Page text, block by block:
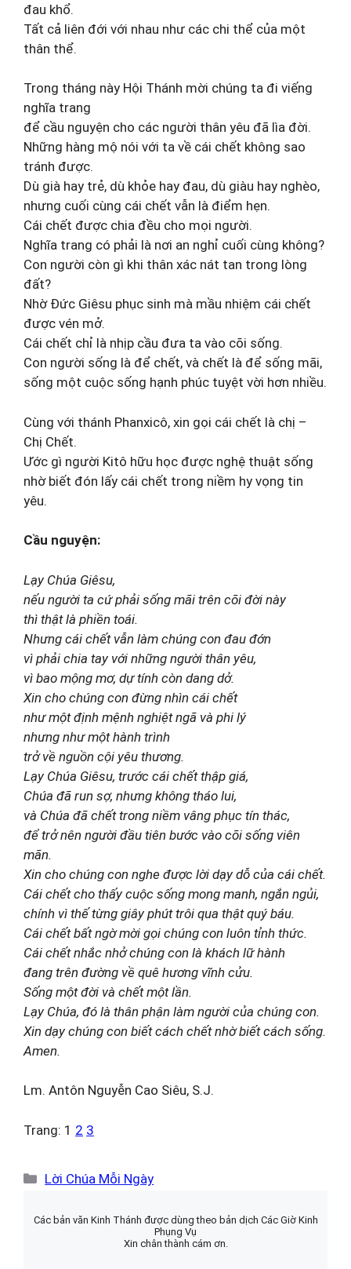
đau khổ.
Tất cả liên đới với nhau như các chi thể của một
thân thể.
Trong tháng này Hội Thánh mời chúng ta đi viếng
nghĩa trang
để cầu nguyện cho các người thân yêu đã lìa đời.
Những hàng mộ nói với ta về cái chết không sao
tránh được.
Dù già hay trẻ, dù khỏe hay đau, dù giàu hay nghèo,
nhưng cuối cùng cái chết vẫn là điểm hẹn.
Cái chết được chia đều cho mọi người.
Nghĩa trang có phải là nơi an nghỉ cuối cùng không?
Con người còn gì khi thân xác nát tan trong lòng
đất?
Nhờ Ðức Giêsu phục sinh mà mầu nhiệm cái chết
được vén mở.
Cái chết chỉ là nhịp cầu đưa ta vào cõi sống.
Con người sống là để chết, và chết là để sống mãi,
sống một cuộc sống hạnh phúc tuyệt vời hơn nhiều.
Cùng với thánh Phanxicô, xin gọi cái chết là chị –
Chị Chết.
Ước gì người Kitô hữu học được nghệ thuật sống
nhờ biết đón lấy cái chết trong niềm hy vọng tin
yêu.
Cầu nguyện:
Lạy Chúa Giêsu,
nếu người ta cứ phải sống mãi trên cõi đời này
thì thật là phiền toái.
Nhưng cái chết vẫn làm chúng con đau đớn
vì phải chia tay với những người thân yêu,
vì bao mộng mơ, dự tính còn dang dở.
Xin cho chúng con đừng nhìn cái chết
như một định mệnh nghiệt ngã và phi lý
nhưng như một hành trình
trở về nguồn cội yêu thương.
Lạy Chúa Giêsu, trước cái chết thập giá,
Chúa đã run sợ, nhưng không tháo lui,
và Chúa đã chết trong niềm vâng phục tín thác,
để trở nên người đầu tiên bước vào cõi sống viên
mãn.
Xin cho chúng con nghe được lời dạy dỗ của cái chết.
Cái chết cho thấy cuộc sống mong manh, ngắn ngủi,
chính vì thế từng giây phút trôi qua thật quý báu.
Cái chết bất ngờ mời gọi chúng con luôn tỉnh thức.
Cái chết nhắc nhở chúng con là khách lữ hành
đang trên đường về quê hương vĩnh cửu.
Sống một đời và chết một lần.
Lạy Chúa, đó là thân phận làm người của chúng con.
Xin dạy chúng con biết cách chết nhờ biết cách sống.
Amen.
Lm. Antôn Nguyễn Cao Siêu, S.J.
Trang: 1 2 3
Danh
Lời Chúa Mỗi Ngày
Các bản văn Kinh Thánh được dùng theo bản dịch Các Giờ Kinh
Phụng Vụ
Xin chân thành cám ơn.